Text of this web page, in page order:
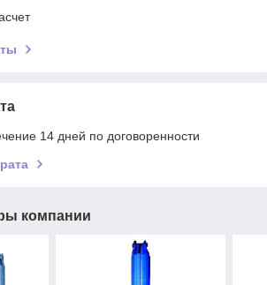
14 дней по договоренности
компании